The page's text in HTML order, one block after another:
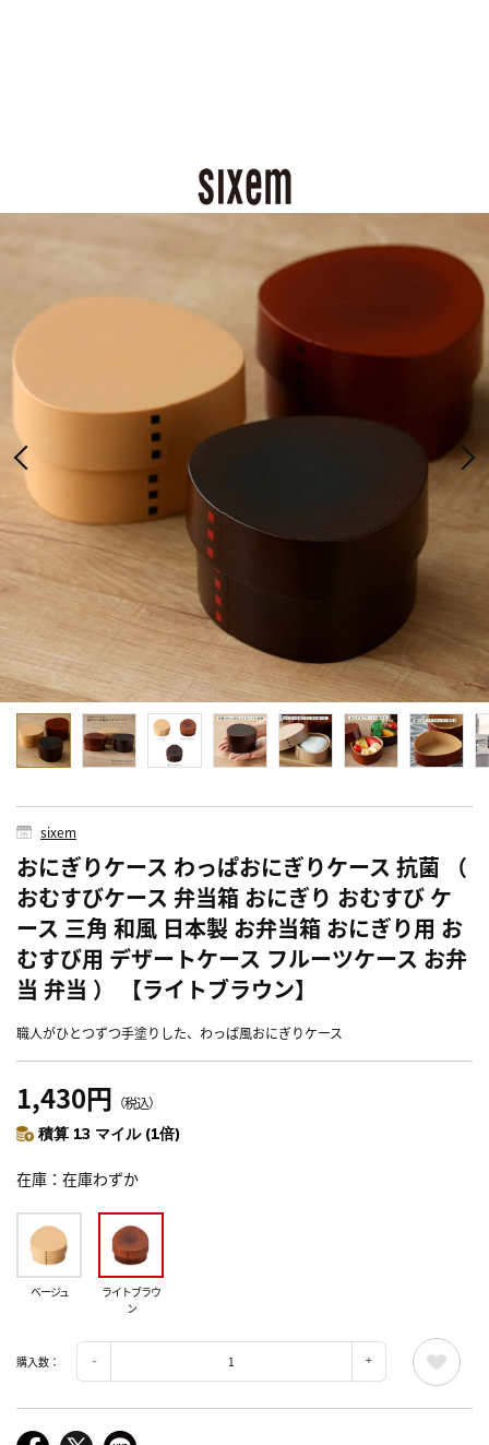
sixem
おにぎりケース わっぱおにぎりケース 抗菌 （
おむすびケース 弁当箱 おにぎり おむすび ケ
ース 三角 和風 日本製 お弁当箱 おにぎり用 お
むすび用 デザートケース フルーツケース お弁
当 弁当 ） 【ライトブラウン】
職人がひとつずつ手塗りした、わっぱ風おにぎりケース
1,430円 （税込）
積算 13 マイル (1倍)
在庫 在庫わずか
ベージュ
ライトブラウ
ン
購入数：